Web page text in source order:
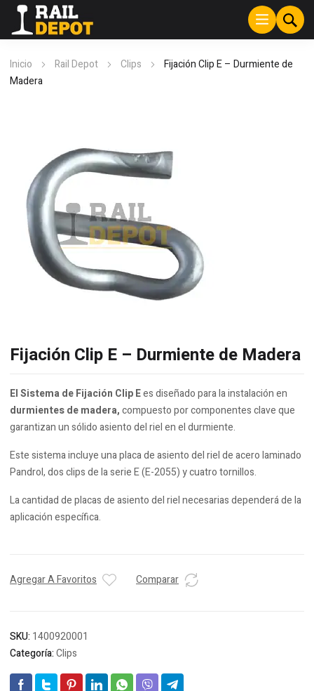
Inicio Rail Depot Clips
Fijación Clip E – Durmiente de
Madera
Fijación Clip E – Durmiente de Madera
El Sistema de Fijación Clip Ees diseñado para la instalación en
durmientes de madera,compuesto por componentes clave que
garantizan un sólido asiento del riel en el durmiente.
Este sistema incluye una placa de asiento del riel de acero laminado
Pandrol, dos clips de la serie E (E-2055) y cuatro tornillos.
La cantidad de placas de asiento del riel necesarias dependerá de la
aplicación específica.
Agregar A Favoritos Comparar
SKU: 1400920001
Categoría:Clips